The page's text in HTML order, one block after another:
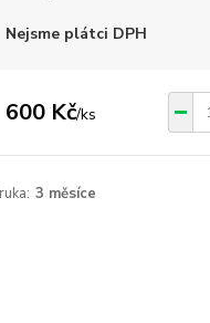
Nejsme plátci DPH
600 Kč/ks
3 měsíce